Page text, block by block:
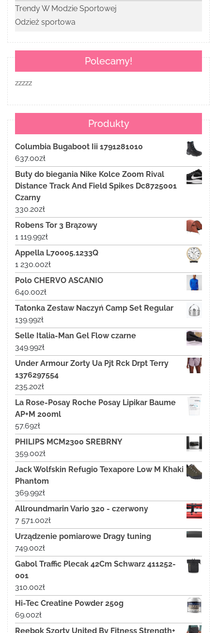
Trendy W Modzie Sportowej
Odzież sportowa
Polecamy!
zzzzz
Produkty
Columbia Bugaboot Iii 1791281010
637.00zł
Buty do biegania Nike Kolce Zoom Rival
Distance Track And Field Spikes Dc8725001
Czarny
330.20zł
Robens Tor 3 Brązowy
1 119.99zł
Appella L70005.1233Q
1 230.00zł
Polo CHERVO ASCANIO
640.00zł
Tatonka Zestaw Naczyń Camp Set Regular
139.99zł
Selle Italia-Man Gel Flow czarne
349.99zł
Under Armour Zorty Ua Pjt Rck Drpt Terry
1376297554
235.20zł
La Rose-Posay Roche Posay Lipikar Baume
AP+M 200ml
57.69zł
PHILIPS MCM2300 SREBRNY
359.00zł
Jack Wolfskin Refugio Texapore Low M Khaki
Phantom
369.99zł
Allroundmarin Vario 320 - czerwony
7 571.00zł
Urządzenie pomiarowe Dragy tuning
749.00zł
Gabol Traffic Plecak 42Cm Schwarz 411252-
001
310.00zł
Hi-Tec Creatine Powder 250g
69.00zł
Reebok Szorty United By Fitness Strength+